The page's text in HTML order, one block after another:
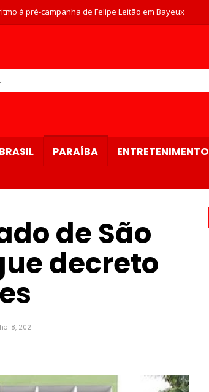
à pré-campanha de Felipe Leitão em Bayeux
BRASIL PARAÍBA ENTRETENIMENTO
de São
decreto
18, 2021